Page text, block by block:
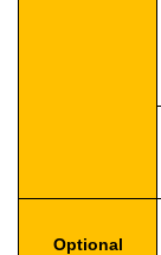
Optional